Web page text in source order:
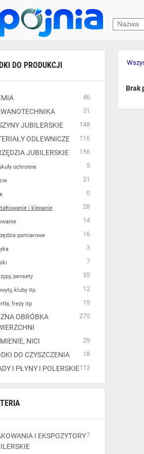
DO PRODUKCJI
46
31
JUBILERSKIE 148
ODLEWNICZE 116
JUBILERSKIE 156
ochronne 5
21
0
i klepanie 28
14
pomiarowe 16
3
7
pensety 35
kluby itp. 12
frezy itp 15
OBRÓBKA
270
NICI 29
DO CZYSZCZENIA 18
I PŁYNY I POLERSKIE112
I EKSPOZYTORY7
Brak